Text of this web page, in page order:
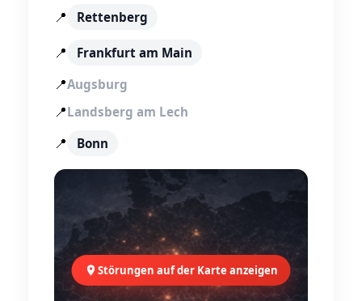
📍 Rettenberg
📍 Frankfurt am Main
📍Augsburg
📍Landsberg am Lech
📍 Bonn
Störungen auf der Karte anzeigen